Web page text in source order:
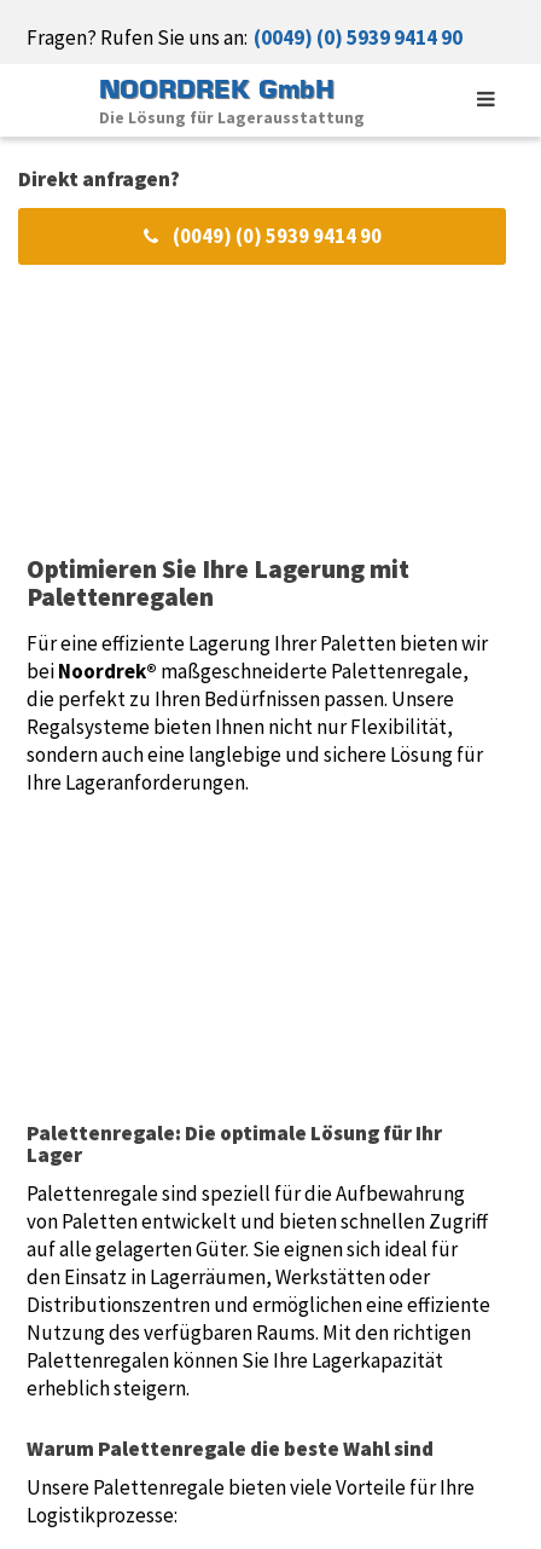
Fragen? Rufen Sie uns an: (0049) (0) 5939 9414 90
NOORDREK GmbH
Die Lösung für Lagerausstattung
Optimieren Sie Ihre Lagerung mit
Palettenregalen
Für eine effiziente Lagerung Ihrer Paletten bieten wir
beiNoordrek® maßgeschneiderte Palettenregale,
die perfekt zu Ihren Bedürfnissen passen. Unsere
Regalsysteme bieten Ihnen nicht nur Flexibilität,
sondern auch eine langlebige und sichere Lösung für
Ihre Lageranforderungen.
Palettenregale: Die optimale Lösung für Ihr
Lager
Palettenregale sind speziell für die Aufbewahrung
von Paletten entwickelt und bieten schnellen Zugriff
auf alle gelagerten Güter. Sie eignen sich ideal für
den Einsatz in Lagerräumen, Werkstätten oder
Distributionszentren und ermöglichen eine effiziente
Nutzung des verfügbaren Raums. Mit den richtigen
Palettenregalen können Sie Ihre Lagerkapazität
erheblich steigern.
Warum Palettenregale die beste Wahl sind
Unsere Palettenregale bieten viele Vorteile für Ihre
Logistikprozesse:
Direkt anfragen?
(0049) (0) 5939 9414 90